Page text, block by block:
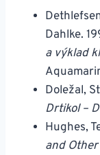
Dahlke.
a výklad
Doležal,
Drtikol –
Hughes,
and